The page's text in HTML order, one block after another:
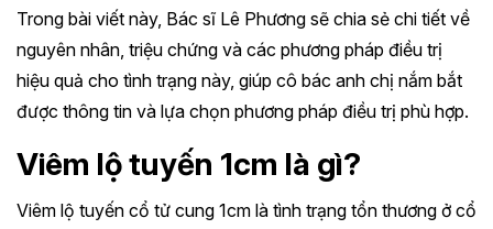
Trong bài viết này, Bác sĩ Lê Phương sẽ chia sẻ chi tiết về
nguyên nhân, triệu chứng và các phương pháp điều trị
hiệu quả cho tình trạng này, giúp cô bác anh chị nắm bắt
được thông tin và lựa chọn phương pháp điều trị phù hợp.
Viêm lộ tuyến 1cm là gì?
Viêm lộ tuyến cổ tử cung 1cm là tình trạng tổn thương ở cổ